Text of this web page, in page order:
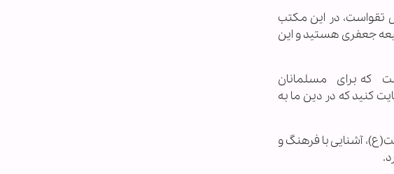
تقواست، در این مکتب
شیعه جعفری هستید و این
که برای مسلمانان
کنید که در دین ما به
آشنایی با فرهنگ و